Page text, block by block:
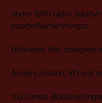
under 1999 bidra
goodwillavskrivningar.
Uttalande från bolagens
Anders Jonson, VD och
"I och med